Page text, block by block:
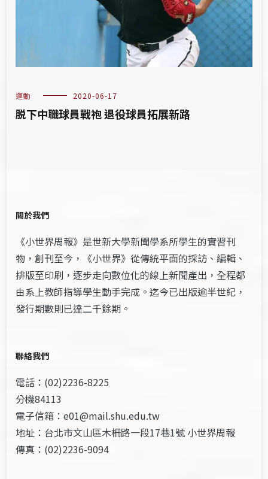
運動 2020-06-17
脱下中職球員戰袍 退役球員拓展新路
關於我們
《小世界周報》是世新大學新聞學系所學生的實習刊
物，創刊至今，《小世界》從傳統平面的採訪、編輯、
排版至印刷，逐步走向數位化的線上新聞產出，全程都
由系上教師指導學生動手完成。迄今已出版逾半世紀，
發行期數則已達二千餘期。
聯絡我們
電話：(02)2236-8225
分機84113
電子信箱：e01@mail.shu.edu.tw
地址：台北市文山區木柵路一段17巷1號 小世界周報
傳真：(02)2236-9094